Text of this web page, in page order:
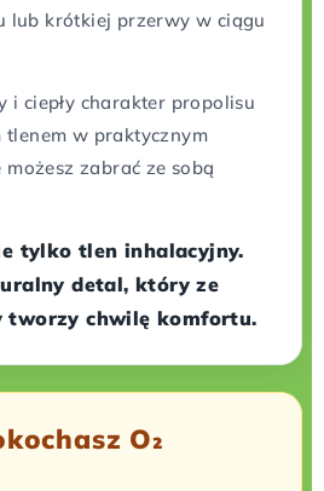
lub krótkiej przerwy w ciągu
i ciepły charakter propolisu
tlenem w praktycznym
zabrać ze sobą
tylko tlen inhalacyjny.
detal, który ze
tworzy chwilę komfortu.
O₂